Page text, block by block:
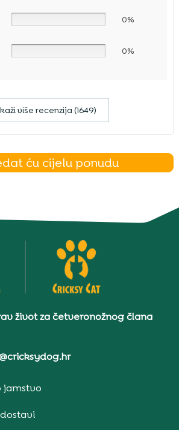
0%
0%
više recenzija (1649)
ću cijelu ponudu
život za četveronožnog člana
jamstvo